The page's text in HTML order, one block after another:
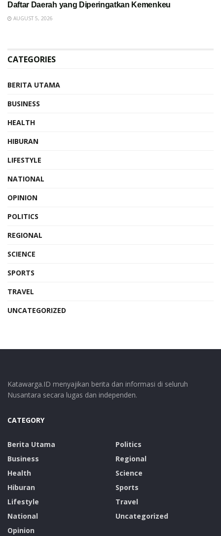
Daftar Daerah yang Diperingatkan Kemenkeu
AUGUST 5, 2026
CATEGORIES
BERITA UTAMA
BUSINESS
HEALTH
HIBURAN
LIFESTYLE
NATIONAL
OPINION
POLITICS
REGIONAL
SCIENCE
SPORTS
TRAVEL
UNCATEGORIZED
Katawarga.ID menyajikan berita dan informasi di seluruh
Nusantara secara lugas dan independen.
CATEGORY
Berita Utama
Business
Health
Hiburan
Lifestyle
National
Opinion
Politics
Regional
Science
Sports
Travel
Uncategorized